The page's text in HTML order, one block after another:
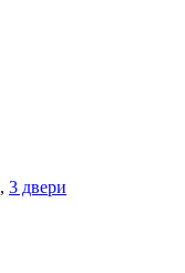
, 3 двери